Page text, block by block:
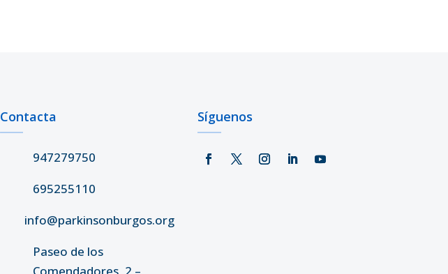
Contacta
947279750
695255110
info@parkinsonburgos.org
Paseo de los
Síguenos